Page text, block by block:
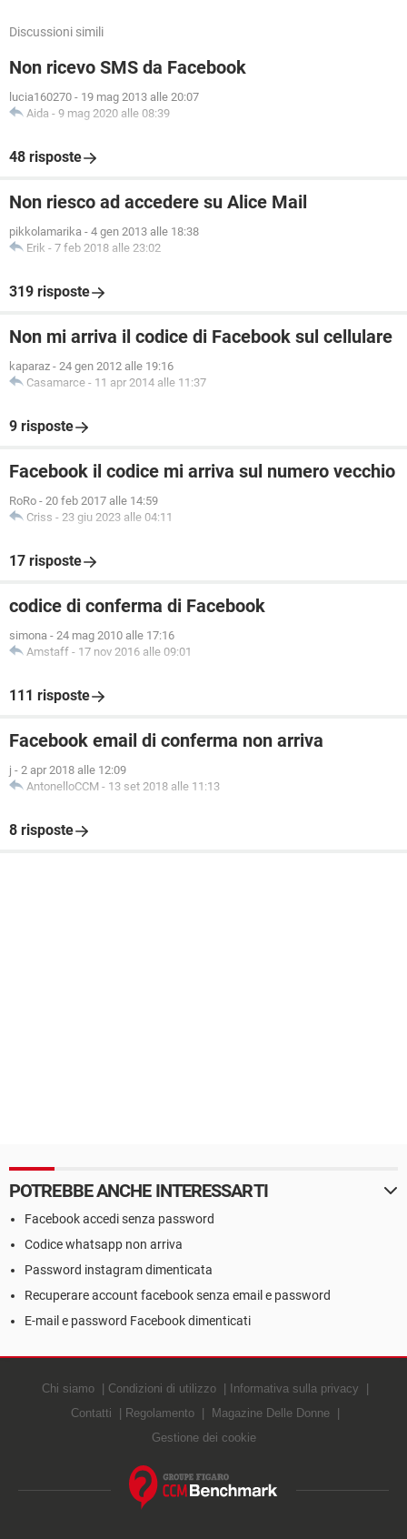
Discussioni simili
Non ricevo SMS da Facebook
lucia160270 - 19 mag 2013 alle 20:07
Aida - 9 mag 2020 alle 08:39
48 risposte
Non riesco ad accedere su Alice Mail
pikkolamarika - 4 gen 2013 alle 18:38
Erik - 7 feb 2018 alle 23:02
319 risposte
Non mi arriva il codice di Facebook sul cellulare
kaparaz - 24 gen 2012 alle 19:16
Casamarce - 11 apr 2014 alle 11:37
9 risposte
Facebook il codice mi arriva sul numero vecchio
RoRo - 20 feb 2017 alle 14:59
Criss - 23 giu 2023 alle 04:11
17 risposte
codice di conferma di Facebook
simona - 24 mag 2010 alle 17:16
Amstaff - 17 nov 2016 alle 09:01
111 risposte
Facebook email di conferma non arriva
j - 2 apr 2018 alle 12:09
AntonelloCCM - 13 set 2018 alle 11:13
8 risposte
POTREBBE ANCHE INTERESSARTI
Facebook accedi senza password
Codice whatsapp non arriva
Password instagram dimenticata
Recuperare account facebook senza email e password
E-mail e password Facebook dimenticati
Chi siamo Condizioni di utilizzo
Informativa sulla privacy
Contatti
Regolamento
Magazine Delle Donne
Gestione dei cookie